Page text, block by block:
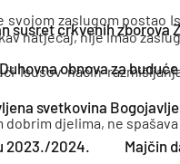
susret crkvenih zborova
Duhovna obnova za
svetkovina
2023./2024. Majčin
svojom zaslugom postao
natječaj, nije imao
Isusov način
djelima, ne